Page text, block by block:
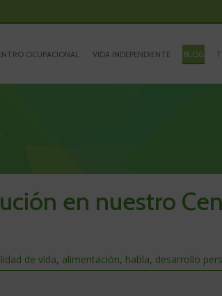
en nuestro
de vida, alimentación, habla, desarrollo
OCUPACIONAL VIDA INDEPENDIENTE BLOG